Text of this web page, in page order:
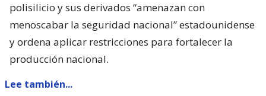
polisilicio y sus derivados “amenazan con
menoscabar la seguridad nacional” estadounidense
y ordena aplicar restricciones para fortalecer la
producción nacional.
Lee también...